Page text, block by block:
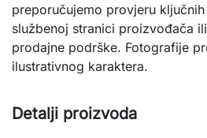
preporučujemo provjeru
službenoj stranici proizvođača
prodajne podrške. Fotografije
ilustrativnog karaktera.
Detalji proizvoda